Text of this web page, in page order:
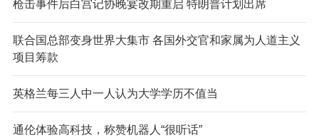
枪击事件后白宫记协晚宴改期重启 特朗普计划出席
联合国总部变身世界大集市 各国外交官和家属为人道主义
项目筹款
英格兰每三人中一人认为大学学历不值当
通伦体验高科技，称赞机器人“很听话”